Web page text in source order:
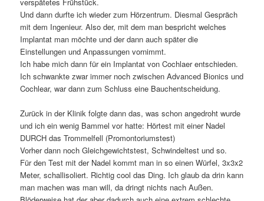
Und dann durfte ich wieder zum Hörzentrum. Diesmal Gespräch
mit dem Ingenieur. Also der, mit dem man bespricht welches
Implantat man möchte und der dann auch später die
Einstellungen und Anpassungen vornimmt.
Ich habe mich dann für ein Implantat von Cochlaer entschieden.
Ich schwankte zwar immer noch zwischen Advanced Bionics und
Cochlear, war dann zum Schluss eine Bauchentscheidung.
Zurück in der Klinik folgte dann das, was schon angedroht wurde
und ich ein wenig Bammel vor hatte: Hörtest mit einer Nadel
DURCH das Trommelfell (Promontoriumstest)
Vorher dann noch Gleichgewichtstest, Schwindeltest und so.
Für den Test mit der Nadel kommt man in so einen Würfel, 3x3x2
Meter, schallisoliert. Richtig cool das Ding. Ich glaub da drin kann
man machen was man will, da dringt nichts nach Außen.